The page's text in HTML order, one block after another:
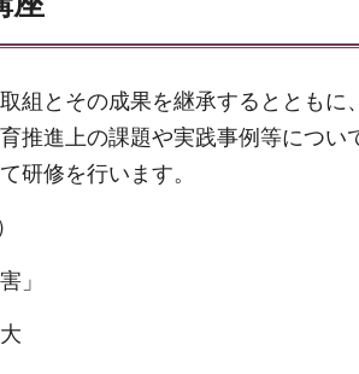
組とその成果を継承するととも
推進上の課題や実践事例等につ
研修を行います。
」